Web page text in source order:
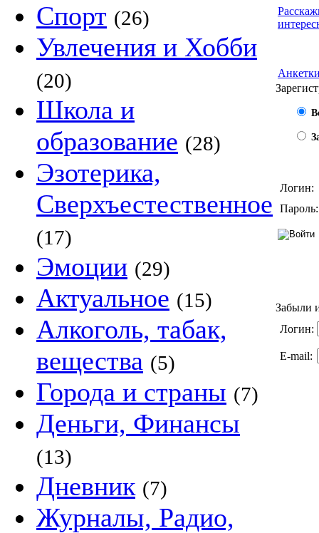
Спорт (26)
Увлечения и Хобби
(20)
Школа и
образование (28)
Эзотерика,
Сверхъестественное
(17)
Эмоции (29)
Актуальное (15)
Алкоголь, табак,
вещества (5)
Города и страны (7)
Деньги, Финансы
(13)
Дневник (7)
Журналы, Радио,
Логин:
Пароль:
Забыли
Логин:
E-mail: